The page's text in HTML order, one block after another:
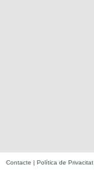
Contacte | Política de Privacitat